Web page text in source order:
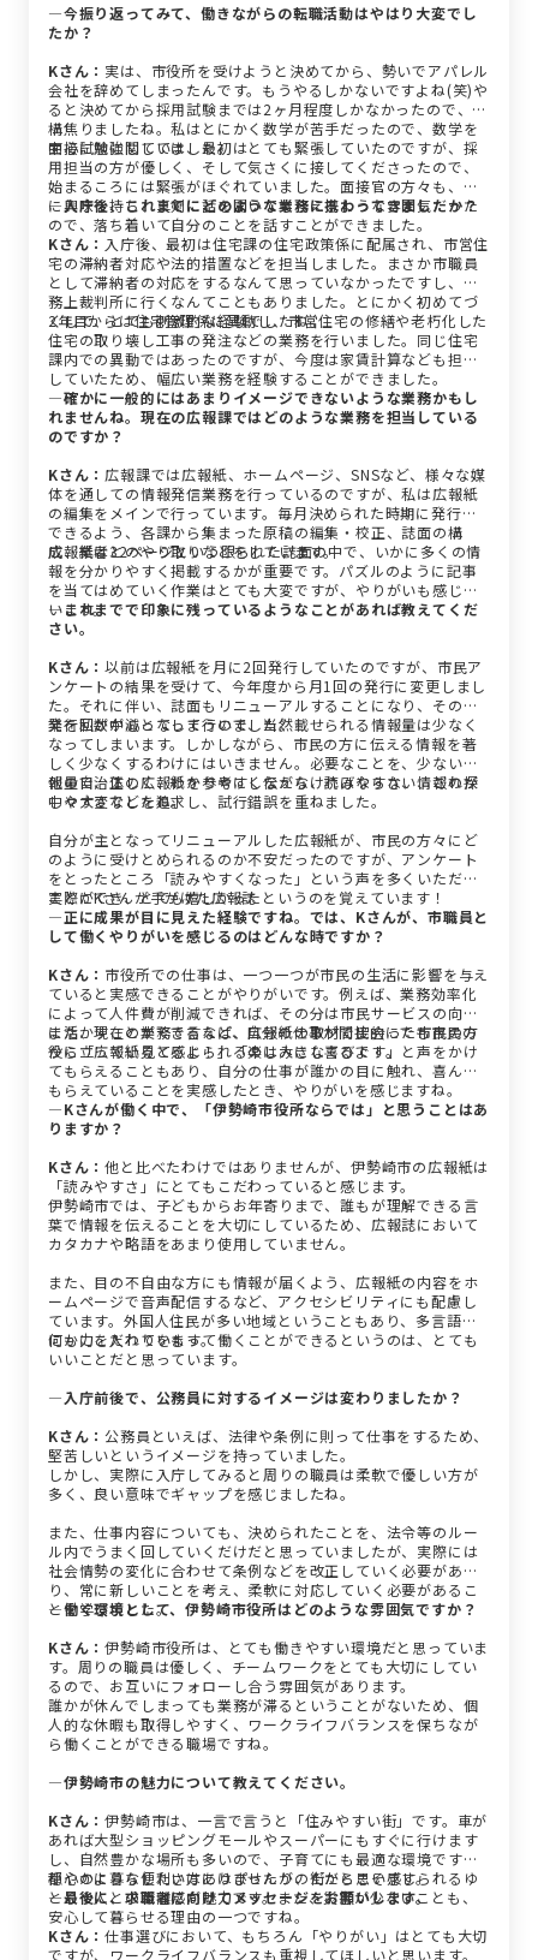
―今振り返ってみて、働きながらの転職活動はやはり大変でし
たか？
Kさん： 実は、市役所を受けようと決めてから、勢いでアパレル
会社を辞めてしまったんです。もうやるしかないですよね(笑)や
ると決めてから採用試験までは2ヶ月程度しかなかったので、結
構焦りましたね。私はとにかく数学が苦手だったので、数学を
中心に勉強していました。
面接試験に関しては、最初はとても緊張していたのですが、採
用担当の方が優しく、そして気さくに接してくださったので、
始まるころには緊張がほぐれていました。面接官の方々も、私
に興味を持ち、真剣に話を聞いてもらえるような雰囲気だった
ので、落ち着いて自分のことを話すことができました。
―入庁後、これまでにどのような業務に携わってきましたか？
Kさん： 入庁後、最初は住宅課の住宅政策係に配属され、市営住
宅の滞納者対応や法的措置などを担当しました。まさか市職員
として滞納者の対応をするなんて思っていなかったですし、業
務上裁判所に行くなんてこともありました。とにかく初めてづ
くしで、とても刺激的な経験でしたね。
2年目からは住宅管理係に異動し、市営住宅の修繕や老朽化した
住宅の取り壊し工事の発注などの業務を行いました。同じ住宅
課内での異動ではあったのですが、今度は家賃計算なども担当
していたため、幅広い業務を経験することができました。
―確かに一般的にはあまりイメージできないような業務かもし
れませんね。現在の広報課ではどのような業務を担当している
のですか？
Kさん： 広報課では広報紙、ホームページ、SNSなど、様々な媒
体を通しての情報発信業務を行っているのですが、私は広報紙
の編集をメインで行っています。毎月決められた時期に発行が
できるよう、各課から集まった原稿の編集・校正、誌面の構
成、業者とのやり取りなどをしています。
広報紙は32ページという限られた誌面の中で、いかに多くの情
報を分かりやすく掲載するかが重要です。パズルのように記事
を当てはめていく作業はとても大変ですが、やりがいも感じて
います。
―これまでで印象に残っているようなことがあれば教えてくだ
さい。
Kさん：以前は広報紙を月に2回発行していたのですが、市民ア
ンケートの結果を受けて、今年度から月1回の発行に変更しまし
た。それに伴い、誌面もリニューアルすることになり、その作
業を私が中心となって行いました。
発行回数が減ってしまうので、当然載せられる情報量は少なく
なってしまいます。しかしながら、市民の方に伝える情報を著
しく少なくするわけにはいきません。必要なことを、少ない情
報量で、正しく、わかりやすく伝えなければならない、これが
中々大変でしたね。
他の自治体の広報紙を参考にしながら、読みやすさ、情報の探
しやすさなどを追求し、試行錯誤を重ねました。
自分が主となってリニューアルした広報紙が、市民の方々にど
のように受けとめられるのか不安だったのですが、アンケート
をとったところ「読みやすくなった」という声を多くいただく
ことができ、とても嬉しかったというのを覚えています！
実際にKさんが手がけた広報誌
―正に成果が目に見えた経験ですね。では、Kさんが、市職員と
して働くやりがいを感じるのはどんな時ですか？
Kさん： 市役所での仕事は、一つ一つが市民の生活に影響を与え
ていると実感できることがやりがいです。例えば、業務効率化
によって人件費が削減できれば、その分は市民サービスの向上
に活かすことができるなど、自分の仕事が間接的にでも市民の
役に立っていると感じられるのは大きな喜びです。
また、現在の業務で言えば、広報紙の取材で出会った市民の方
から「広報紙見てるよ！」「楽しみにしてるよ！」と声をかけ
てもらえることもあり、自分の仕事が誰かの目に触れ、喜んで
もらえていることを実感したとき、やりがいを感じますね。
―Kさんが働く中で、「伊勢崎市役所ならでは」と思うことはあ
りますか？
Kさん：他と比べたわけではありませんが、伊勢崎市の広報紙は
「読みやすさ」にとてもこだわっていると感じます。
伊勢崎市では、子どもからお年寄りまで、誰もが理解できる言
葉で情報を伝えることを大切にしているため、広報誌において
カタカナや略語をあまり使用していません。
また、目の不自由な方にも情報が届くよう、広報紙の内容をホ
ームページで音声配信するなど、アクセシビリティにも配慮し
ています。外国人住民が多い地域ということもあり、多言語化
にも力を入れています。
何かにこだわりをもって働くことができるというのは、とても
いいことだと思っています。
―入庁前後で、公務員に対するイメージは変わりましたか？
Kさん：公務員といえば、法律や条例に則って仕事をするため、
堅苦しいというイメージを持っていました。
しかし、実際に入庁してみると周りの職員は柔軟で優しい方が
多く、良い意味でギャップを感じましたね。
また、仕事内容についても、決められたことを、法令等のルー
ル内でうまく回していくだけだと思っていましたが、実際には
社会情勢の変化に合わせて条例などを改正していく必要があ
り、常に新しいことを考え、柔軟に対応していく必要があるこ
とを学びました。
―働く環境として、伊勢崎市役所はどのような雰囲気ですか？
Kさん：伊勢崎市役所は、とても働きやすい環境だと思っていま
す。周りの職員は優しく、チームワークをとても大切にしてい
るので、お互いにフォローし合う雰囲気があります。
誰かが休んでしまっても業務が滞るということがないため、個
人的な休暇も取得しやすく、ワークライフバランスを保ちなが
ら働くことができる職場ですね。
―伊勢崎市の魅力について教えてください。
Kさん：伊勢崎市は、一言で言うと「住みやすい街」です。車が
あれば大型ショッピングモールやスーパーにもすぐに行けます
し、自然豊かな場所も多いので、子育てにも最適な環境です。
都心のような便利さはありませんが、だからこそ感じられるゆ
とりや人との距離感が魅力です。また、災害が少ないことも、
安心して暮らせる理由の一つですね。
穏やかに暮らしたい方にはぴったりの街だと思います。
―最後に、求職者に向けてメッセージをお願いします。
Kさん：仕事選びにおいて、もちろん「やりがい」はとても大切
ですが、ワークライフバランスも重視してほしいと思います。